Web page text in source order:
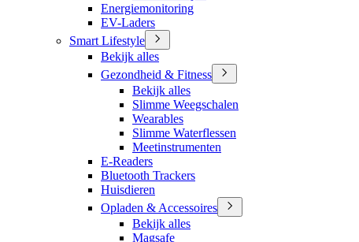
Energiemonitoring
EV-Laders
Smart Lifestyle
Bekijk alles
Gezondheid & Fitness
Bekijk alles
Slimme Weegschalen
Wearables
Slimme Waterflessen
Meetinstrumenten
E-Readers
Bluetooth Trackers
Huisdieren
Opladen & Accessoires
Bekijk alles
Magsafe